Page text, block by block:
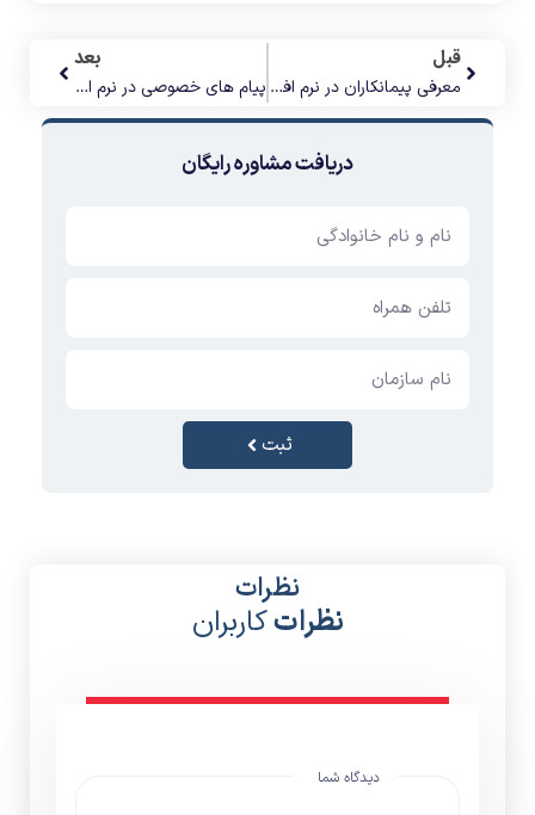
قبل
معرفی پیمانکاران در نرم افزار حضور و غیاب اطلس
بعد
پیام های خصوصی در نرم افزار حضور و غیاب اطلس
دریافت مشاوره رایگان
ثبت
نظرات
نظراتکاربران
دیدگاه شما